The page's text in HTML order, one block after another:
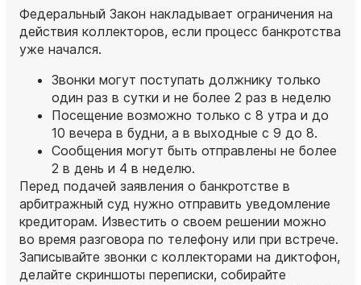
Федеральный Закон накладывает ограничения на
действия коллекторов, если процесс банкротства
уже начался.
Звонки могут поступать должнику только
один раз в сутки и не более 2 раз в неделю
Посещение возможно только с 8 утра и до
10 вечера в будни, а в выходные с 9 до 8.
Сообщения могут быть отправлены не более
2 в день и 4 в неделю.
Перед подачей заявления о банкротстве в
арбитражный суд нужно отправить уведомление
кредиторам. Известить о своем решении можно
во время разговора по телефону или при встрече.
Записывайте звонки с коллекторами на диктофон,
делайте скриншоты переписки, собирайте